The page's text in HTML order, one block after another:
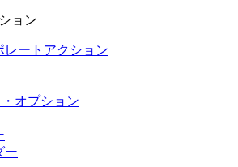
ョン
レートアクション
オプション
ー